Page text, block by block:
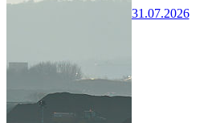
31.07.2026